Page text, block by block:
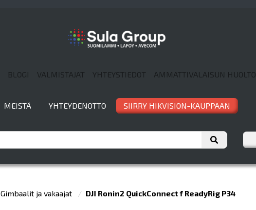
BLOGI VALMISTAJAT YHTEYSTIEDOT AMMATTIVALAISUN HUOLTO
MEISTÄ YHTEYDENOTTO SIIRRY HIKVISION-KAUPPAAN
Gimbaalit ja vakaajat DJI Ronin2 QuickConnect f ReadyRig P34